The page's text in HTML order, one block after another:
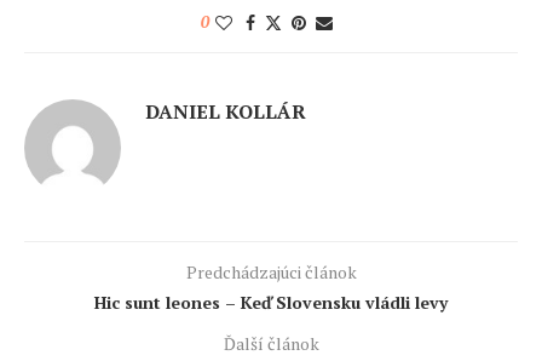
0
DANIEL KOLLÁR
Predchádzajúci článok
Hic sunt leones – Keď Slovensku vládli levy
Ďalší článok